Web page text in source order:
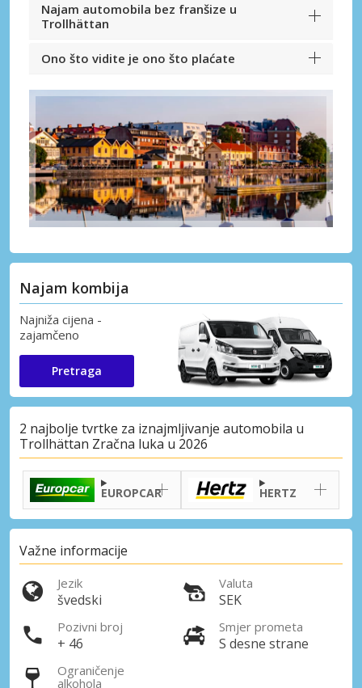
Najam automobila bez franšize u
Trollhättan
Ono što vidite je ono što plaćate
Najam kombija
Najniža cijena -
zajamčeno
Pretraga
2 najbolje tvrtke za iznajmljivanje automobila u
Trollhättan Zračna luka u 2026
EUROPCAR HERTZ
Važne informacije
Jezik
švedski
Valuta
SEK
Pozivni broj
+ 46
Smjer prometa
S desne strane
Ograničenje
alkohola